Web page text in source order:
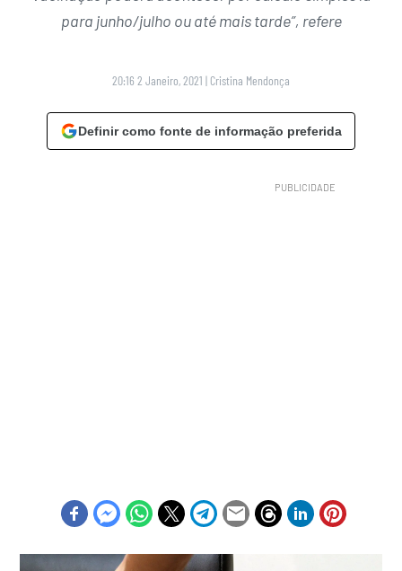
para junho/julho ou até mais tarde”, refere
20:16 2 Janeiro, 2021 | Cristina Mendonça
Definir como fonte de informação preferida